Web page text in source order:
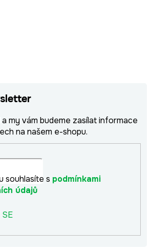
my vám budeme zasílat informace
na našem e-shopu.
souhlasíte s podmínkami
údajů
SE